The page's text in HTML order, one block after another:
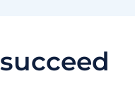
succeed